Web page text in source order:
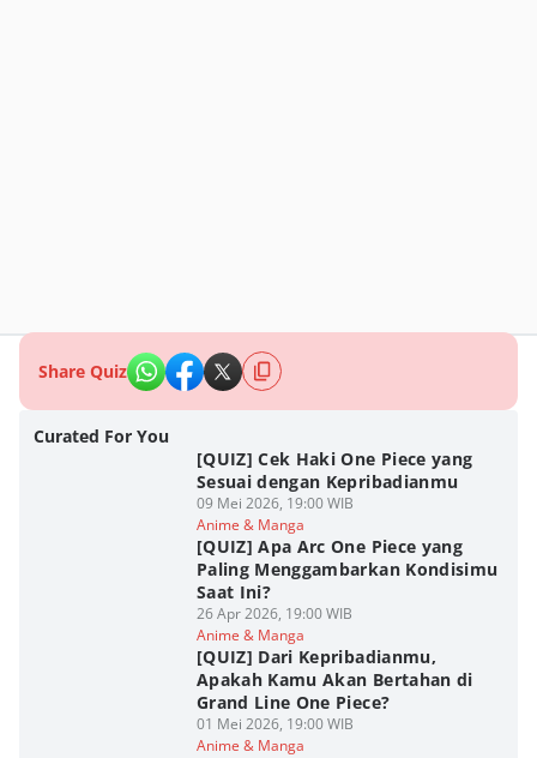
Share Quiz
Curated For You
[QUIZ] Cek Haki One Piece yang
Sesuai dengan Kepribadianmu
09 Mei 2026, 19:00 WIB
Anime & Manga
[QUIZ] Apa Arc One Piece yang
Paling Menggambarkan Kondisimu
Saat Ini?
26 Apr 2026, 19:00 WIB
Anime & Manga
[QUIZ] Dari Kepribadianmu,
Apakah Kamu Akan Bertahan di
Grand Line One Piece?
01 Mei 2026, 19:00 WIB
Anime & Manga